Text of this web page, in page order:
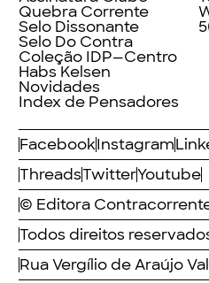
Quebra Corrente
Selo Dissonante
Selo Do Contra
Coleção IDP—Centro
Habs Kelsen
Novidades
Index de Pensadores
FacebookInstagram
ThreadsTwitterYoutube
© Editora
Todos direitos
Rua Vergílio de Araújo